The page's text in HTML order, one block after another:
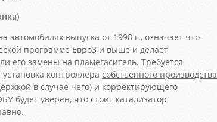
автомобилях выпуска от 1998 г., означает что
программе Евро3 и выше и делает
его замены на пламегаситель. Требуется
контроллера собственного производства
в случае чего) и корректирующего
будет уверен, что стоит катализатор